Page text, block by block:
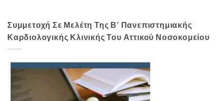
Συμμετοχή Σε Μελέτη Της Β’ Πανεπιστημιακής
Καρδιολογικής Κλινικής Του Αττικού Νοσοκομείου